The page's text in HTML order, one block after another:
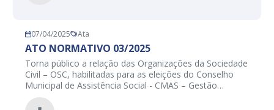
07/04/2025 Ata
ATO NORMATIVO 03/2025
Torna público a relação das Organizações da Sociedade
Civil – OSC, habilitadas para as eleições do Conselho
Municipal de Assistência Social - CMAS – Gestão
2025/2027, e dá outras providências.